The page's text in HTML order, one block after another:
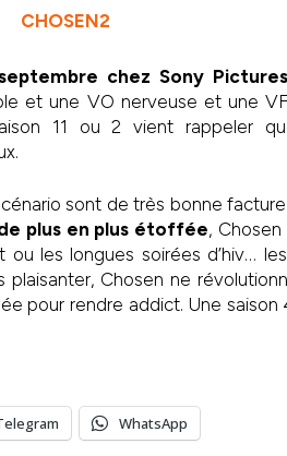
chez Sony
et une VO nerveuse et une
11 ou 2 vient rappeler
sont de très bonne
plus en plus étoffée,
les longues soirées d’hiv…
Chosen ne
pour rendre addict. Une
WhatsApp